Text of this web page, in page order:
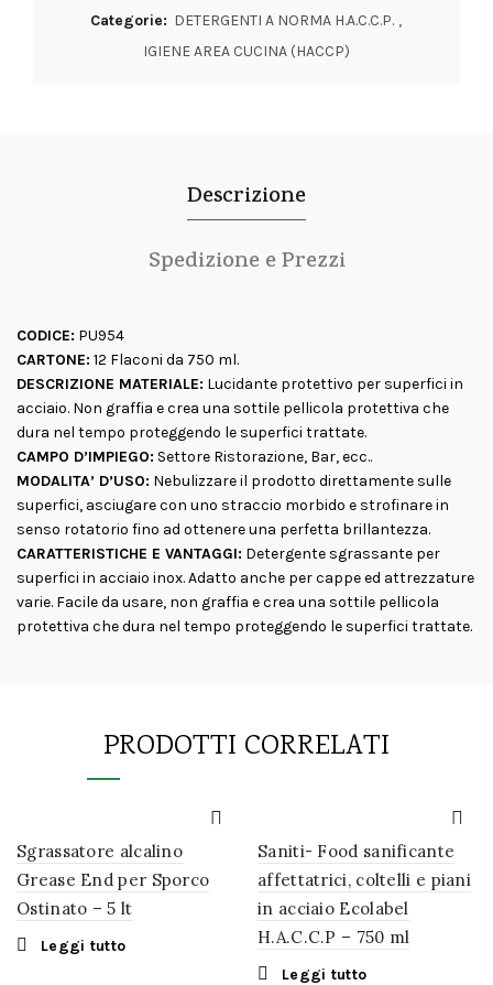
Categorie: DETERGENTI A NORMA H.A.C.C.P. ,
IGIENE AREA CUCINA (HACCP)
Descrizione
Spedizione e Prezzi
CODICE: PU954
CARTONE: 12 Flaconi da 750 ml.
DESCRIZIONE MATERIALE: Lucidante protettivo per superfici in
acciaio. Non graffia e crea una sottile pellicola protettiva che
dura nel tempo proteggendo le superfici trattate.
CAMPO D’IMPIEGO: Settore Ristorazione, Bar, ecc..
MODALITA’ D’USO: Nebulizzare il prodotto direttamente sulle
superfici, asciugare con uno straccio morbido e strofinare in
senso rotatorio fino ad ottenere una perfetta brillantezza.
CARATTERISTICHE E VANTAGGI: Detergente sgrassante per
superfici in acciaio inox. Adatto anche per cappe ed attrezzature
varie. Facile da usare, non graffia e crea una sottile pellicola
protettiva che dura nel tempo proteggendo le superfici trattate.
PRODOTTI CORRELATI
Sgrassatore alcalino
Grease End per Sporco
Ostinato – 5 lt
Leggi tutto
Saniti- Food sanificante
affettatrici, coltelli e piani
in acciaio Ecolabel
H.A.C.C.P – 750 ml
Leggi tutto